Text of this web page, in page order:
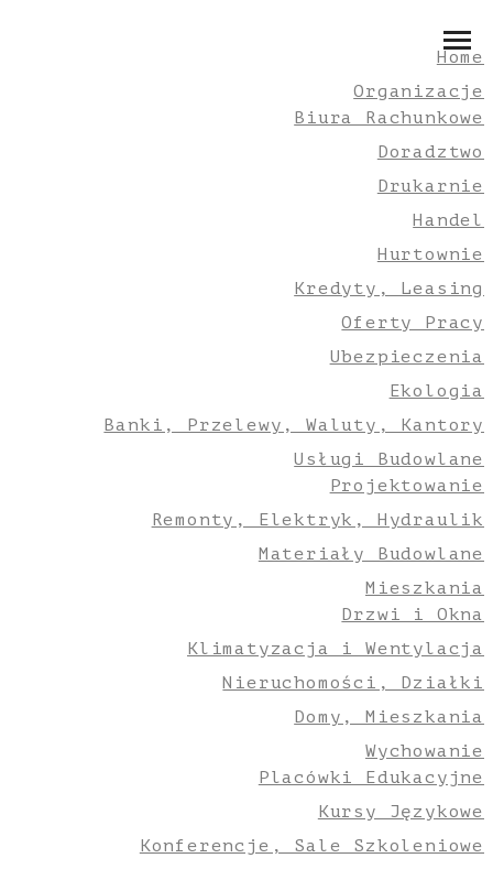
Home
Organizacje
Biura Rachunkowe
Doradztwo
Drukarnie
Handel
Hurtownie
Kredyty, Leasing
Oferty Pracy
Ubezpieczenia
Ekologia
Banki, Przelewy, Waluty, Kantory
Usługi Budowlane
Projektowanie
Remonty, Elektryk, Hydraulik
Materiały Budowlane
Mieszkania
Drzwi i Okna
Klimatyzacja i Wentylacja
Nieruchomości, Działki
Domy, Mieszkania
Wychowanie
Placówki Edukacyjne
Kursy Językowe
Konferencje, Sale Szkoleniowe